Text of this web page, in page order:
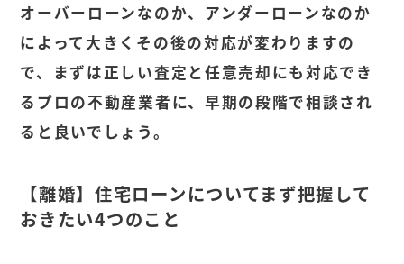
オーバーローンなのか、アンダーローンなのか
によって大きくその後の対応が変わりますの
で、まずは正しい査定と任意売却にも対応でき
るプロの不動産業者に、早期の段階で相談され
ると良いでしょう。
【離婚】住宅ローンについてまず把握して
おきたい4つのこと